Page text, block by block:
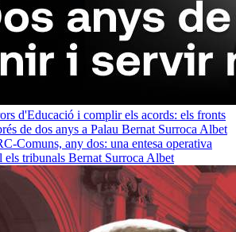
d'Educació i complir els acords: els fronts
de dos anys a Palau Bernat Surroca Albet
Comuns, any dos: una entesa operativa
els tribunals Bernat Surroca Albet